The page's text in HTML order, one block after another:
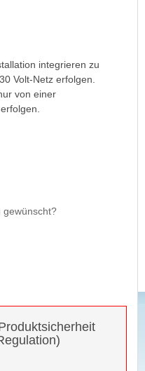
integrieren zu
Volt-Netz erfolgen.
von einer
gewünscht?